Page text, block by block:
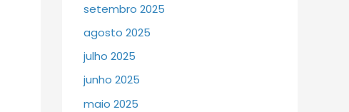
setembro 2025
agosto 2025
julho 2025
junho 2025
maio 2025